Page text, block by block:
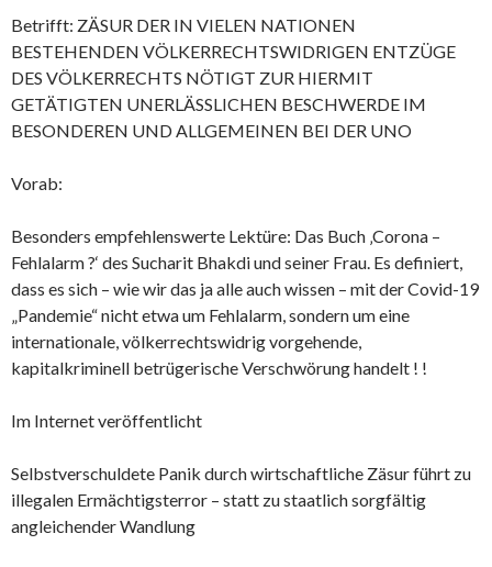
Betrifft: ZÄSUR DER IN VIELEN NATIONEN
BESTEHENDEN VÖLKERRECHTSWIDRIGEN ENTZÜGE
DES VÖLKERRECHTS NÖTIGT ZUR HIERMIT
GETÄTIGTEN UNERLÄSSLICHEN BESCHWERDE IM
BESONDEREN UND ALLGEMEINEN BEI DER UNO
Vorab:
Besonders empfehlenswerte Lektüre: Das Buch ‚Corona –
Fehlalarm ?‘ des Sucharit Bhakdi und seiner Frau. Es definiert,
dass es sich – wie wir das ja alle auch wissen – mit der Covid-19
„Pandemie“ nicht etwa um Fehlalarm, sondern um eine
internationale, völkerrechtswidrig vorgehende,
kapitalkriminell betrügerische Verschwörung handelt ! !
Im Internet veröffentlicht
Selbstverschuldete Panik durch wirtschaftliche Zäsur führt zu
illegalen Ermächtigsterror – statt zu staatlich sorgfältig
angleichender Wandlung